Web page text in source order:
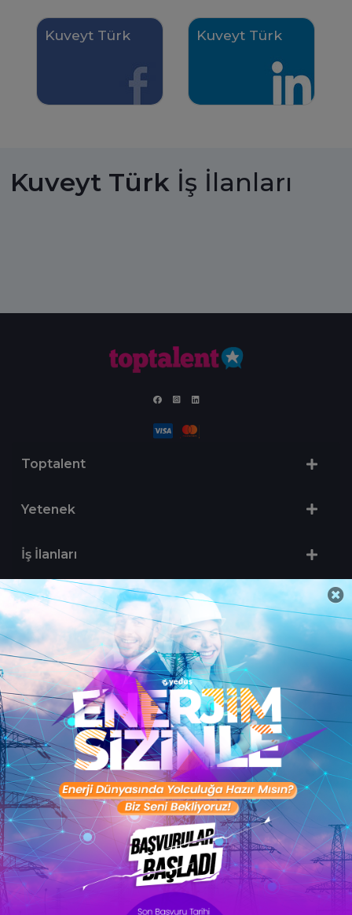
Kuveyt Türk Kuveyt Türk
Kuveyt Türk İş İlanları
Toptalent
Yetenek
İş İlanları
Sertifika Programları
Yetenek Testleri
İşveren
Toptalent Marka ve İnsan Kaynakları Danışmanlığı Limited Şirketi Özel İstihdam Bürosu
Olarak 11 / 11 / 2024 - 10 / 11 / 2027 tarihleri arasında faaliyette bulunmak üzere, Türkiye İş
Kurumu tarafından 05.11.2024 tarih ve 16998526 sayılı karar uyarınca 1251 nolu belge ile faaliyet
göstermektedir.Toptalent İş İlanları için tıklayın. 4904 sayılı kanun uyarınca iş arayanlardan
ücret alınmayacak ve menfaat temin edilmeyecektir.
Türkiye İş Kurumu İstanbul İl Müdürlüğü: 0 212 249 29 87 | Türkiye iş Kurumu İstanbul Çalışma
ve İş Kurumu Bahçelievler Hizmet Merkezi
Toptalent 2026 © Tüm Hakları Saklıdır.